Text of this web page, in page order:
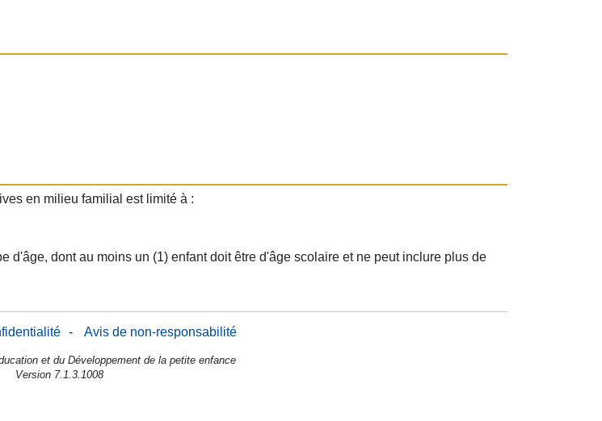
en milieu familial est limité à :
d'âge, dont au moins un (1) enfant doit être d'âge scolaire et ne peut inclure plus de
- Avis de non-responsabilité
et du Développement de la petite enfance
Version 7.1.3.1008